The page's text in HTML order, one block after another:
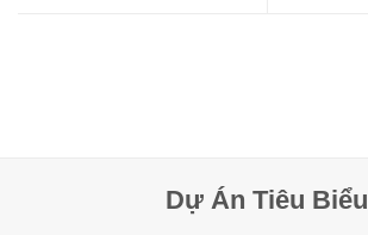
Dự Án Tiêu Biểu